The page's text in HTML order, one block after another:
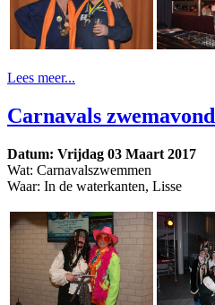
Lees meer...
Carnavals zwemavond
Datum: Vrijdag 03 Maart 2017
Wat: Carnavalszwemmen
Waar: In de waterkanten, Lisse